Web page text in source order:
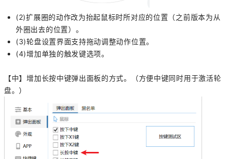
(2)扩展圈的动作改为抬起鼠标时所对应的位置（之前版本为从
外圈出去的位置）。
(3)轮盘设置界面支持拖动调整动作位置。
(4)增加单独的触发键选项。
【中】增加长按中键弹出面板的方式。（方便中键同时用于激活轮
盘。）